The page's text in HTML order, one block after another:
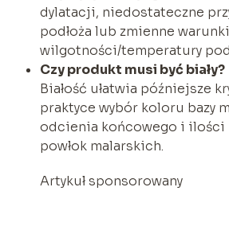
dylatacji, niedostateczne
podłoża lub zmienne warunki
wilgotności/temperatury
Czy produkt musi być biały?
Białość ułatwia późniejsze
praktyce wybór koloru bazy
odcienia końcowego i ilości
powłok malarskich.
Artykuł sponsorowany